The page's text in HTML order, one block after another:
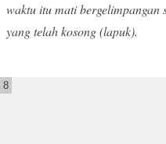
waktu itu mati bergelimpangan
yang telah kosong (lapuk).
8